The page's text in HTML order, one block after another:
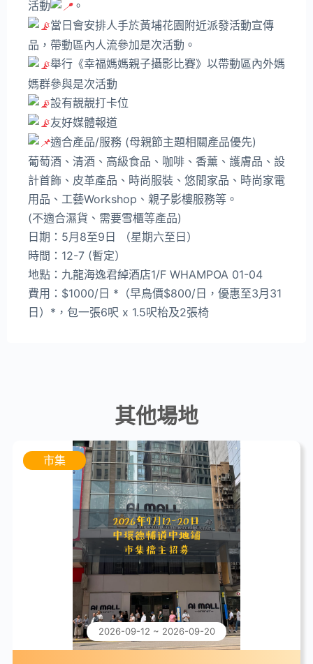
活動
。
當日會安排人手於黃埔花園附近派發活動宣傳
品，帶動區內人流參加是次活動。
舉行《幸福媽媽親子攝影比賽》以帶動區內外媽
媽群參與是次活動
設有靚靚打卡位
友好媒體報道
適合產品/服務 (母親節主題相關產品優先)
葡萄酒、清酒、高級食品、咖啡、香薰、護膚品、設
計首飾、皮革產品、時尚服裝、悠閒家品、時尚家電
用品、工藝Workshop、親子影樓服務等。
(不適合濕貨、需要雪櫃等產品)
日期：5月8至9日 （星期六至日）
時間：12-7 (暫定）
地點：九龍海逸君綽酒店1/F WHAMPOA 01-04
費用：$1000/日 *（早鳥價$800/日，優惠至3月31
日）*，包一張6呎 x 1.5呎枱及2張椅
其他場地
市集
2026-09-12 ~ 2026-09-20